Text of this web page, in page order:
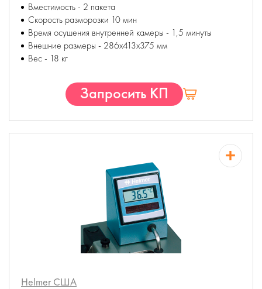
Вместимость - 2 пакета
Скорость разморозки 10 мин
Время осушения внутренней камеры - 1,5 минуты
Внешние размеры - 286х413х375 мм
Вес - 18 кг
Запросить КП
Helmer США